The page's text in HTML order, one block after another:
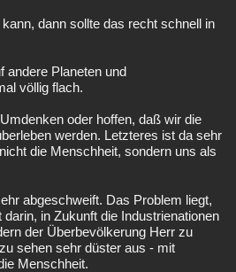
dann sollte das recht schnell in
andere Planeten und
völlig flach.
oder hoffen, daß wir die
werden. Letzteres ist da sehr
die Menschheit, sondern uns als
abgeschweift. Das Problem liegt,
in Zukunft die Industrienationen
der Überbevölkerung Herr zu
sehen sehr düster aus - mit
Menschheit.